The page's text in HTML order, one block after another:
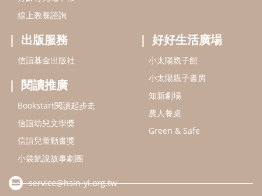
小袋鼠說故事劇團
service@hsin-yi.org.tw
信誼好好育兒
小太陽親子書房
(02)2396-5305轉2345 (週一～週五 9:00～18:00)
認識信誼 合作洽談 智慧財產權聲明
本網站建議使用IE9(含以上)或 Google Chrome 版本瀏覽器
信誼基金會/上誼文化實業股份有限公司 版權所有 ©